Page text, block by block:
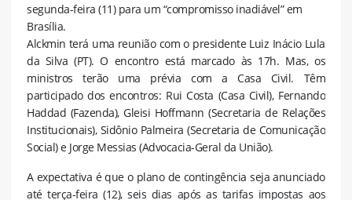
segunda-feira (11) para um “compromisso inadiável” em
Brasília.
Alckmin terá uma reunião com o presidente Luiz Inácio Lula
da Silva (PT). O encontro está marcado às 17h. Mas, os
ministros terão uma prévia com a Casa Civil. Têm
participado dos encontros: Rui Costa (Casa Civil), Fernando
Haddad (Fazenda), Gleisi Hoffmann (Secretaria de Relações
Institucionais), Sidônio Palmeira (Secretaria de Comunicação
Social) e Jorge Messias (Advocacia-Geral da União).
A expectativa é que o plano de contingência seja anunciado
até terça-feira (12), seis dias após as tarifas impostas aos